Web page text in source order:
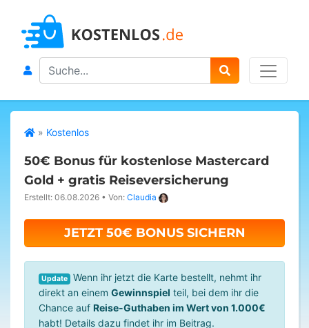
Search
» Kostenlos
50€ Bonus für kostenlose Mastercard
Gold + gratis Reiseversicherung
Erstellt: 06.08.2026 • Von: Claudia
JETZT 50€ BONUS SICHERN
Update
Wenn ihr jetzt die Karte bestellt, nehmt ihr
direkt an einem Gewinnspiel teil, bei dem ihr die
Chance auf Reise-Guthaben im Wert von 1.000€
habt! Details dazu findet ihr im Beitrag.